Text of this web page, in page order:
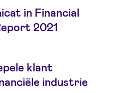
in Financial
2021
klant
industrie